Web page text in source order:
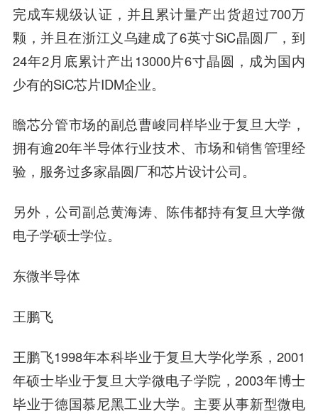
完成车规级认证，并且累计量产出货超过700万
颗，并且在浙江义乌建成了6英寸SiC晶圆厂，到
24年2月底累计产出13000片6寸晶圆，成为国内
少有的SiC芯片IDM企业。
瞻芯分管市场的副总曹峻同样毕业于复旦大学，
拥有逾20年半导体行业技术、市场和销售管理经
验，服务过多家晶圆厂和芯片设计公司。
另外，公司副总黄海涛、陈伟都持有复旦大学微
电子学硕士学位。
东微半导体
王鹏飞
王鹏飞1998年本科毕业于复旦大学化学系，2001
年硕士毕业于复旦大学微电子学院，2003年博士
毕业于德国慕尼黑工业大学。主要从事新型微电